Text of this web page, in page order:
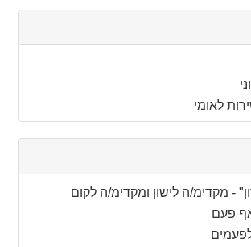
to
לאומי
- מקדימ/ה לישון ומקדימ/ה לקום
פעם